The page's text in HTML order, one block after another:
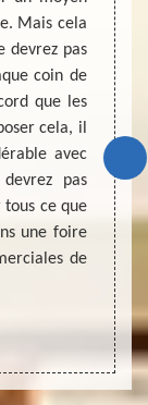
Mais cela
devrez pas
coin de
que les
cela, il
avec
pas
ce que
une foire
de
de
être
avoir